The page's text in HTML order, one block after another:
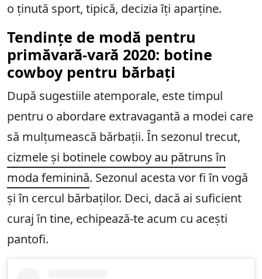
o ținută sport, tipică, decizia îți aparține.
Tendințe de modă pentru
primăvară-vară 2020: botine
cowboy pentru bărbați
După sugestiile atemporale, este timpul
pentru o abordare extravagantă a modei care
să mulțumească bărbații. În sezonul trecut,
cizmele și botinele cowboy au pătruns în
moda feminină. Sezonul acesta vor fi în vogă
și în cercul bărbaților. Deci, dacă ai suficient
curaj în tine, echipează-te acum cu acești
pantofi.